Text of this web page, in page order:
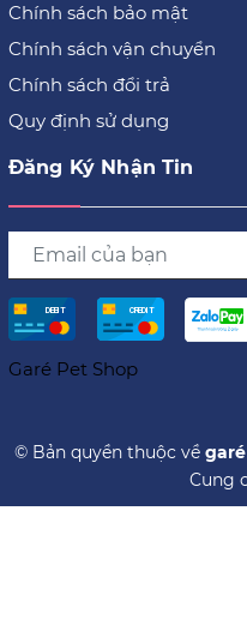
Chính sách bảo mật
Chính sách vận chuyển
Chính sách đổi trả
Quy định sử dụng
Đăng Ký Nhận Tin
Garé Pet Shop
© Bản quyền thuộc về
Cung